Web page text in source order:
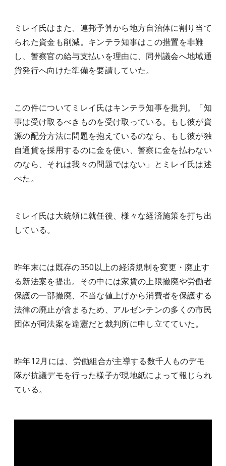
ミレイ氏はまた、連邦予算から地方自治体に割り当て
られた資金も削減。キンテラ知事はこの措置を非難
し、警察官の給与支払いを理由に、同州議会へ地域通
貨発行へ向けた準備を要請していた。
この件についてミレイ氏はキンテラ知事を批判。「知
事は受け取るべきものを受け取っている。もし彼が資
源の配分方法に問題を抱えているのなら、もし彼が独
自通貨を採用するのに金を使い、警察に金を払わない
のなら、それは我々の問題ではない」とミレイ氏は述
べた。
ミレイ氏は大統領に就任後、様々な経済施策を打ち出
している。
昨年末には既存の350以上の経済規制を変更・廃止す
る新法案を提出。その中には家賃の上限撤廃や労働者
保護の一部撤廃、不当な値上げから消費者を保護する
法律の廃止が含まるため、アルゼンチンの多くの市民
団体が同法案を違憲だと裁判所に申し立てていた。
昨年12月には、労働組合が主導する数千人ものデモ
隊が抗議デモを行った様子が現地紙によって報じられ
ている。